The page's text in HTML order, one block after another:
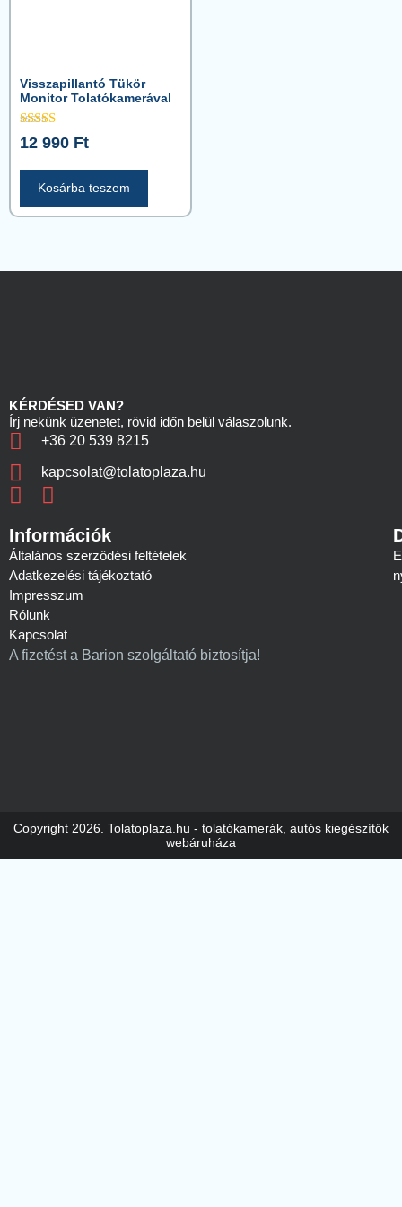
Visszapillantó Tükör
Monitor Tolatókamerával
Értékelés:
5.00
12 990 Ft
Kosárba teszem
KÉRDÉSED VAN?
Írj nekünk üzenetet, rövid időn belül válaszolunk.
+36 20 539 8215
kapcsolat@tolatoplaza.hu
Információk
Általános szerződési feltételek
Adatkezelési tájékoztató
Impresszum
Rólunk
Kapcsolat
A fizetést a Barion szolgáltató biztosítja!
Copyright 2026. Tolatoplaza.hu - tolatókamerák, autós kiegészítők
webáruháza